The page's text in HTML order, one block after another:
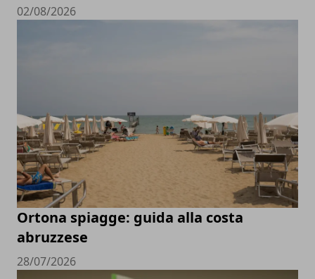
02/08/2026
Ortona spiagge: guida alla costa
abruzzese
28/07/2026